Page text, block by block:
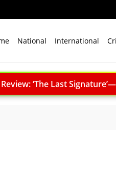
National International
‘The Last Signature’—
Test: भारत ने 4000 किमी